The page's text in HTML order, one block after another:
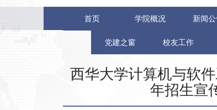
首页 学院概况 新闻
党建之窗 校友工作
西华大学计算机与软
年招生宣